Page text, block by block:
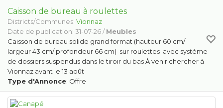
Caisson de bureau à roulettes
Districts/Communes: Vionnaz
Date de publication: 31-07-26 /Meubles
Caisson de bureau solide grand format (hauteur 60 cm/
largeur 43 cm/ profondeur 66 cm) sur roulettes avec système
de dossiers suspendus dans le tiroir du bas À venir chercher à
Vionnaz avant le 13 août
Type d'Annonce: Offre